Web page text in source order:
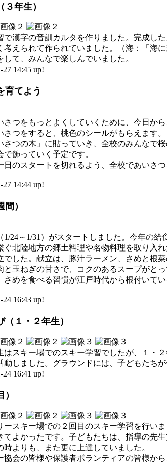
年生）
漢字の音訓カルタを作りました。完成し
考えられて作られていました。（海：「
て、みんなで楽しんでいました。
27 14:45 up!
育てよう
つをもっとよくしていくために、今日か
さつをすると、桃色のシールがもらえます
さつの木」に貼っていき、全校のみんなで
飾っていく予定です。
のスタートを切れるよう、全校であいさつ
27 14:44 up!
）
24～1/31）がスタートしました。今年の
ぐ北陸地方の郷土料理や名物料理を取り入れ
した。献立は、豚汁ラーメン、さめと根
と玉ねぎの甘さで、コクのあるスープがと
さめを食べる習慣が江戸時代から根付いてい
24 16:43 up!
１・２年生）
スキー場でのスキー学習でしたが、１・
動しました。グラウンドには、子どもたち
24 16:41 up!
スキー場での２回目のスキー学習を行い
てよかったです。子どもたちは、指導の先
時よりも、また更に上達していました。
会の皆様や保護者ボランティアの皆様か